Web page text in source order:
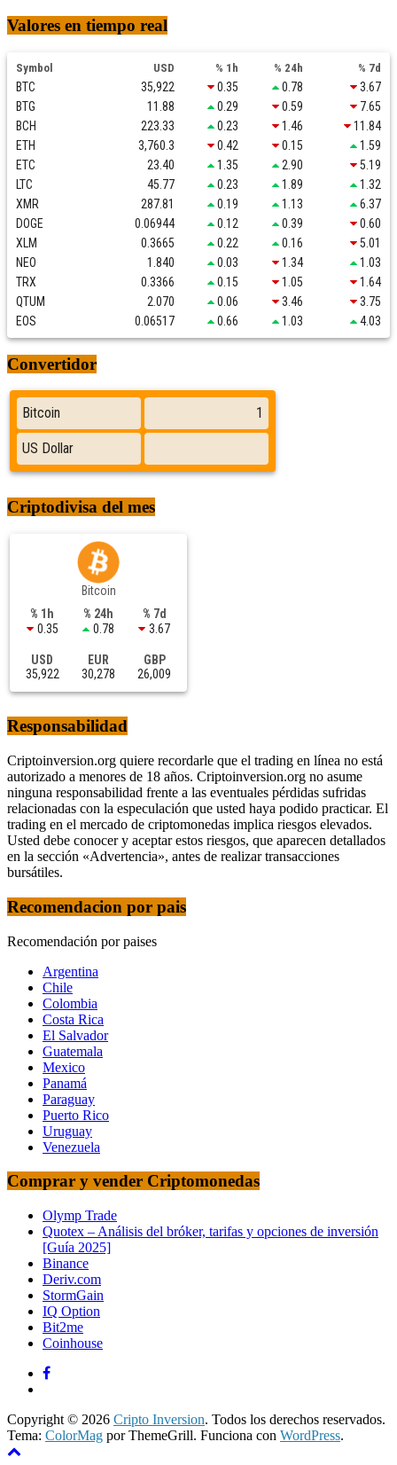
Valores en tiempo real
Symbol USD % 1h % 24h % 7d
BTC 35,922 0.35 0.78
3.67
BTG
11.88 0.29 0.59
7.65
BCH
223.33 0.23 1.46
11.84
ETH
3,760.3 0.42 0.15
1.59
ETC
23.40 1.35 2.90
5.19
LTC
45.77 0.23 1.89
1.32
XMR
287.81 0.19 1.13
6.37
DOGE
0.06944 0.12 0.39
0.60
XLM
0.3665 0.22 0.16
5.01
NEO
1.840 0.03 1.34
1.03
TRX
0.3366 0.15 1.05
1.64
QTUM
2.070 0.06 3.46
3.75
EOS
0.06517 0.66 1.03 4.03
Convertidor
Criptodivisa del mes
Bitcoin
% 1h
0.35
% 24h
0.78
% 7d
3.67
USD
35,922
EUR
30,278
GBP
26,009
Responsabilidad
Criptoinversion.org quiere recordarle que el trading en línea no está
autorizado a menores de 18 años. Criptoinversion.org no asume
ninguna responsabilidad frente a las eventuales pérdidas sufridas
relacionadas con la especulación que usted haya podido practicar. El
trading en el mercado de criptomonedas implica riesgos elevados.
Usted debe conocer y aceptar estos riesgos, que aparecen detallados
en la sección «Advertencia», antes de realizar transacciones
bursátiles.
Recomendacion por pais
Recomendación por paises
Argentina
Chile
Colombia
Costa Rica
El Salvador
Guatemala
Mexico
Panamá
Paraguay
Puerto Rico
Uruguay
Venezuela
Comprar y vender Criptomonedas
Olymp Trade
Quotex – Análisis del bróker, tarifas y opciones de inversión
[Guía 2025]
Binance
Deriv.com
StormGain
IQ Option
Bit2me
Coinhouse
Copyright © 2026 Cripto Inversion. Todos los derechos reservados.
Tema: ColorMag por ThemeGrill. Funciona con WordPress.